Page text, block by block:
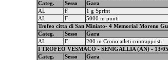
Categ.
Sesso Gara
AL
F 1 g Sprint
AL
F 5000 m punti
Trofeo citta di San Miniato- 4 Memorial Moreno
Categ.
Sesso Gara
AL
F 200 m Crono atleti contrapposti
I TROFEO VESMACO - SENIGALLIA (AN) - 13/
Categ.
Sesso Gara